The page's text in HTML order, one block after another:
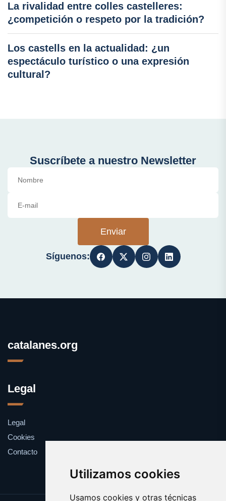
Utilizamos cookies
Usamos cookies y otras técnicas
La rivalidad entre colles castelleres:
¿competición o respeto por la tradición?
Los castells en la actualidad: ¿un
espectáculo turístico o una expresión
cultural?
Suscríbete a nuestro Newsletter
Enviar
Síguenos:
catalanes.org
Legal
Legal
Cookies
Contacto